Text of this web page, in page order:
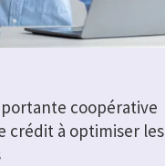
coopérative
crédit à optimiser les